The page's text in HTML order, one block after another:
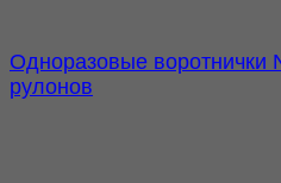
Одноразовые воротнички
рулонов